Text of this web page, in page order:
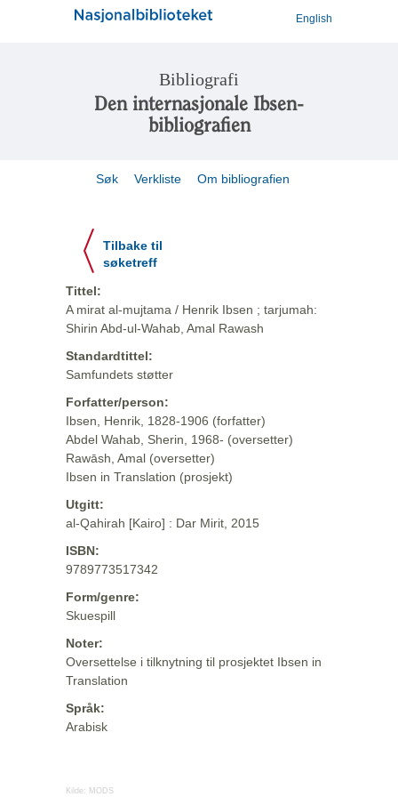
English
Bibliografi
Den internasjonale Ibsen-
bibliografien
Søk Verkliste Om bibliografien
Tilbake til
søketreff
Tittel:
A mirat al-mujtama / Henrik Ibsen ; tarjumah:
Shirin Abd-ul-Wahab, Amal Rawash
Standardtittel:
Samfundets støtter
Forfatter/person:
Ibsen, Henrik, 1828-1906 (forfatter)
Abdel Wahab, Sherin, 1968- (oversetter)
Rawāsh, Amal (oversetter)
Ibsen in Translation (prosjekt)
Utgitt:
al-Qahirah [Kairo] : Dar Mirit, 2015
ISBN:
9789773517342
Form/genre:
Skuespill
Noter:
Oversettelse i tilknytning til prosjektet Ibsen in
Translation
Språk:
Arabisk
Kilde: MODS